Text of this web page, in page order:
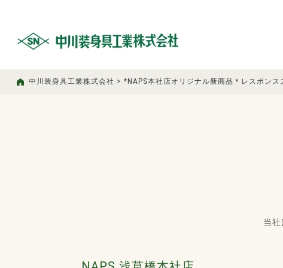
中川装身具工業株式会社 > *NAPS本社店オリジナル新商品＊レスポンス
当